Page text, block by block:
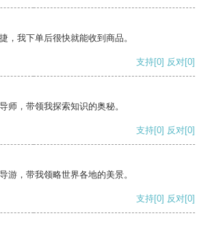
，我下单后很快就能收到商品。
支持[0] 反对[0]
师，带领我探索知识的奥秘。
支持[0] 反对[0]
游，带我领略世界各地的美景。
支持[0] 反对[0]